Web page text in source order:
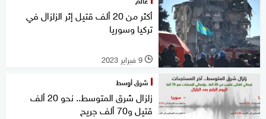
أكثر من 20 ألف قتيل إثر الزلزال في
تركيا وسوريا
l 9 فبراير 2023
شرق أوسط
زلزال شرق المتوسط.. نحو 20 ألف
قتيل و70 ألف جريح